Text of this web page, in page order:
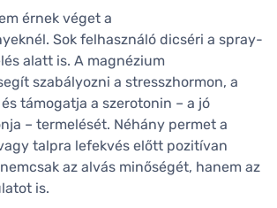
érnek véget a
Sok felhasználó dicséri a spray-
alatt is. A magnézium
szabályozni a stresszhormon, a
támogatja a szerotonin – a jó
– termelését. Néhány permet a
talpra lefekvés előtt pozitívan
az alvás minőségét, hanem az
is.